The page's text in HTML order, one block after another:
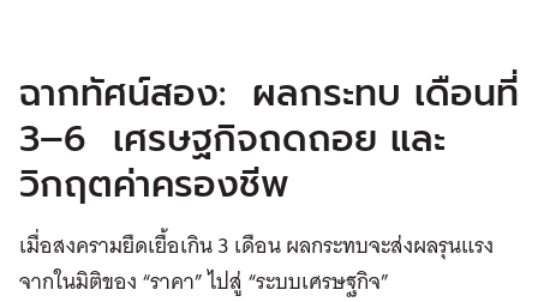
ฉากทัศน์สอง: ผลกระทบ เดือนที่
3–6 เศรษฐกิจถดถอย และ
วิกฤตค่าครองชีพ
เมื่อสงครามยืดเยื้อเกิน 3 เดือน ผลกระทบจะส่งผลรุนแรง
จากในมิติของ “ราคา” ไปสู่ “ระบบเศรษฐกิจ”